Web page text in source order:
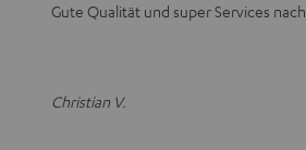
Gute Qualität und super Services nach
Christian V.